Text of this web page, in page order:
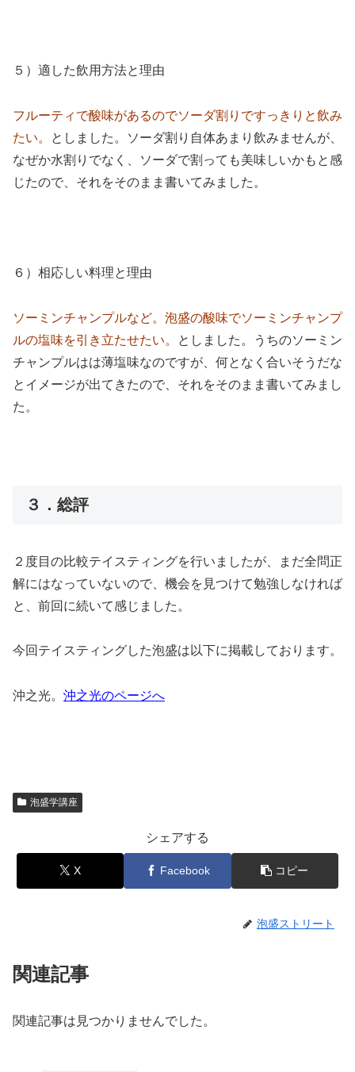
５）適した飲用方法と理由
フルーティで酸味があるのでソーダ割りですっきりと飲み
たい。
としました。ソーダ割り自体あまり飲みませんが、
なぜか水割りでなく、ソーダで割っても美味しいかもと感
じたので、それをそのまま書いてみました。
６）相応しい料理と理由
ソーミンチャンプルなど。泡盛の酸味でソーミンチャンプ
ルの塩味を引き立たせたい。
としました。うちのソーミン
チャンプルはは薄塩味なのですが、何となく合いそうだな
とイメージが出てきたので、それをそのまま書いてみまし
た。
３．総評
２度目の比較テイスティングを行いましたが、まだ全問正
解にはなっていないので、機会を見つけて勉強しなければ
と、前回に続いて感じました。
今回テイスティングした泡盛は以下に掲載しております。
沖之光。 沖之光のページへ
泡盛学講座
シェアする
X Facebook コピー
泡盛ストリート
関連記事
関連記事は見つかりませんでした。